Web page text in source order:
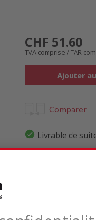
CHF 51.60
TVA comprise / TAR
Ajouter
Comparer
Livrable de